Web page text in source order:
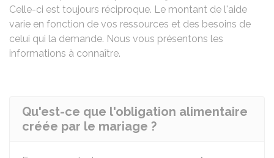
Celle-ci est toujours réciproque. Le montant de l'aide
varie en fonction de vos ressources et des besoins de
celui qui la demande. Nous vous présentons les
informations à connaître.
Qu'est-ce que l'obligation alimentaire
créée par le mariage ?